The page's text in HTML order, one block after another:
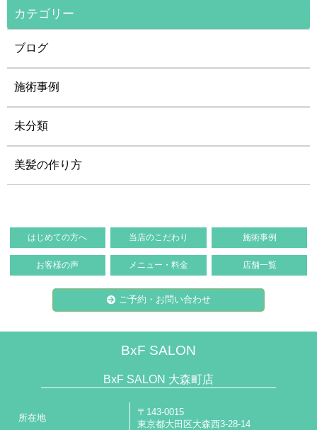
カテゴリー
ブログ
施術事例
未分類
美髪の作り方
はじめての方へ 当店のこだわり 施術事例
お客様の声 メニュー・料金 店舗一覧
ご予約・お問い合わせ
BxF SALON
BxF SALON 大森町店
所在地
〒143-0015
東京都大田区大森西3-28-14